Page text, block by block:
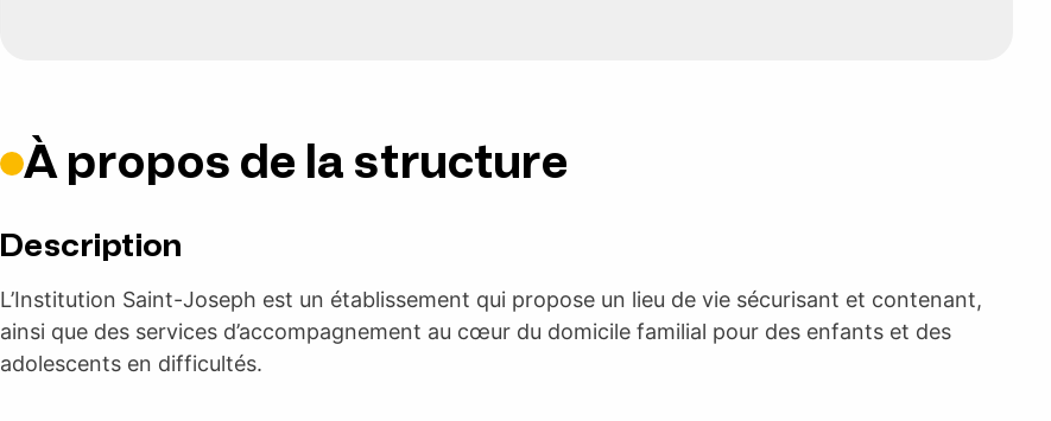
À propos de la structure
Description
L’Institution Saint-Joseph est un établissement qui propose un lieu de vie sécurisant et contenant,
ainsi que des services d’accompagnement au cœur du domicile familial pour des enfants et des
adolescents en difficultés.